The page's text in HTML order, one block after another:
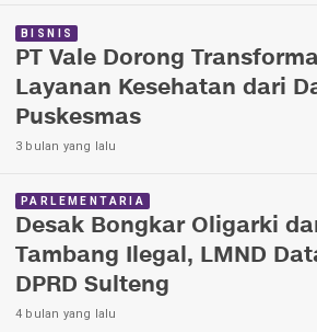
BISNIS
PT Vale Dorong
Layanan Kesehatan dari
Puskesmas
3 bulan yang lalu
PARLEMENTARIA
Desak Bongkar Oligarki
Tambang Ilegal, LMND
DPRD Sulteng
4 bulan yang lalu